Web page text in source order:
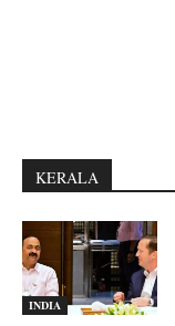
KERALA
INDIA